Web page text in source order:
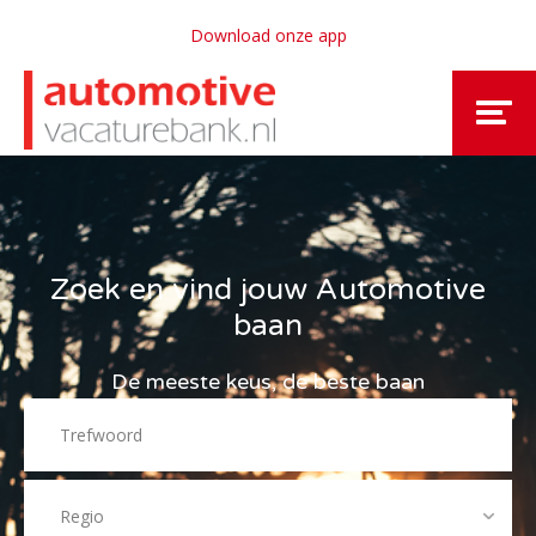
Download onze app
Zoek en vind jouw Automotive
baan
De meeste keus, de beste baan